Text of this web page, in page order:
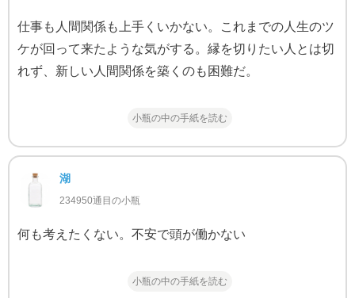
仕事も人間関係も上手くいかない。これまでの人生のツ
ケが回って来たような気がする。縁を切りたい人とは切
れず、新しい人間関係を築くのも困難だ。
小瓶の中の手紙を読む
湖
234950通目の小瓶
何も考えたくない。不安で頭が働かない
小瓶の中の手紙を読む